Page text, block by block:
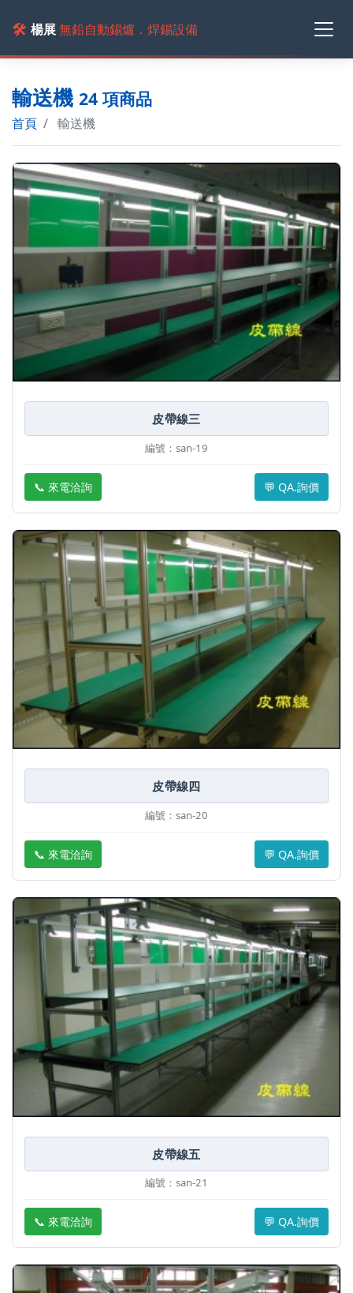
🛠️ 楊展無鉛自動錫爐．焊錫設備
輸送機 24 項商品
首頁 輸送機
皮帶線三
編號：san-19
📞 來電洽詢 💬 QA.詢價
皮帶線四
編號：san-20
📞 來電洽詢 💬 QA.詢價
皮帶線五
編號：san-21
📞 來電洽詢 💬 QA.詢價